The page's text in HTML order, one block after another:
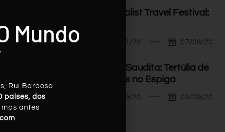
I Minimalist Travel Festival:
07/11/20 07/08/20
Arábia Saudita: Tertúlia de
Viagens no Espiga
03/09/20 03/09/20
Mundo
Rui Barbosa
países, dos
antes